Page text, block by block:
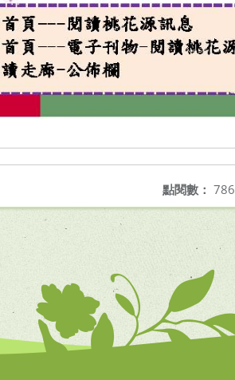
點閱數： 786